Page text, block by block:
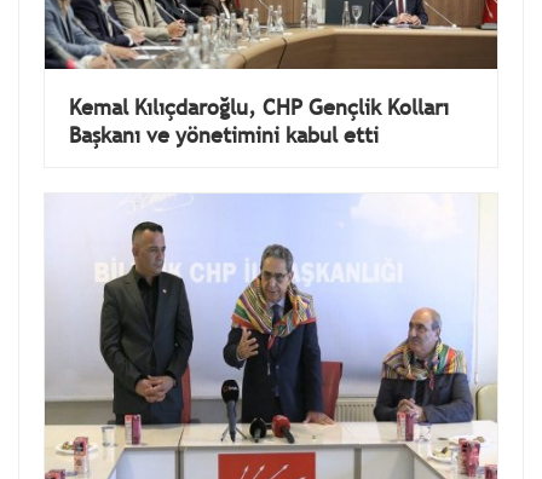
Kemal Kılıçdaroğlu, CHP Gençlik Kolları
Başkanı ve yönetimini kabul etti